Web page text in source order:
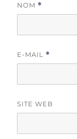
NOM *
E-MAIL *
SITE WEB